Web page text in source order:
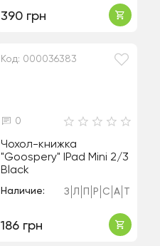
390 грн
Код: 000036383
0
Чохол-книжка
"Goospery" IPad Mini 2/3
Black
Наличие: З Л Р С А
186 грн